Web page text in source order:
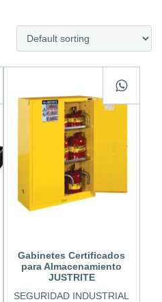
Gabinetes Certificados
para Almacenamiento
JUSTRITE
SEGURIDAD INDUSTRIAL